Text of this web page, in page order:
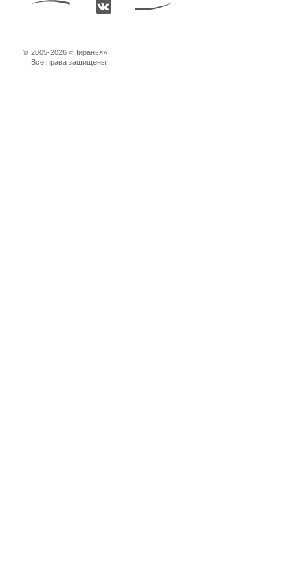
© 2005-2026 «Пиранья»
Все права защищены